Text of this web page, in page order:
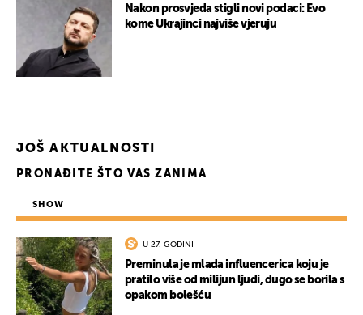
Nakon prosvjeda stigli novi podaci: Evo
kome Ukrajinci najviše vjeruju
JOŠ AKTUALNOSTI
PRONAĐITE ŠTO VAS ZANIMA
SHOW
U 27. GODINI
Preminula je mlada influencerica koju je
pratilo više od milijun ljudi, dugo se borila s
opakom bolešću